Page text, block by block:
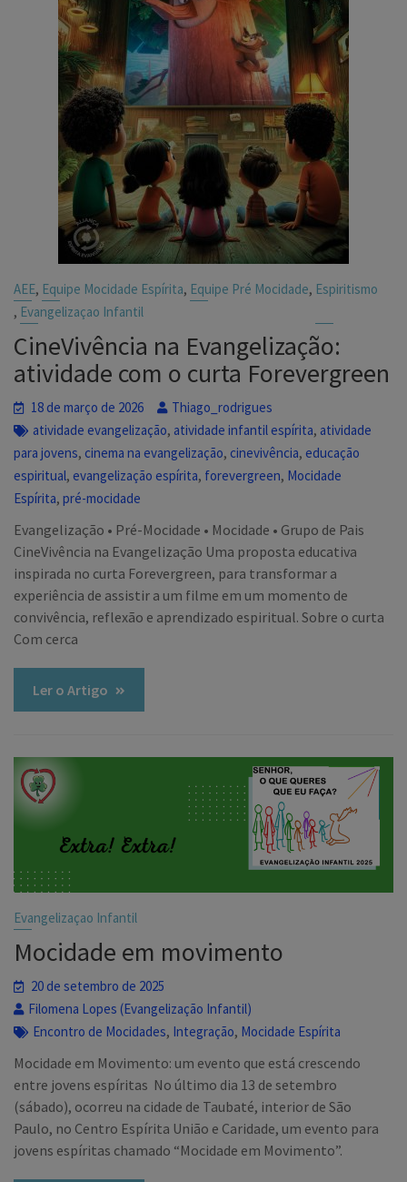
AEE, Equipe Mocidade Espírita, Equipe Pré Mocidade, Espiritismo
, Evangelizaçao Infantil
CineVivência na Evangelização:
atividade com o curta Forevergreen
18 de março de 2026
Thiago_rodrigues
atividade evangelização, atividade infantil espírita, atividade
para jovens, cinema na evangelização, cinevivência, educação
espiritual, evangelização espírita, forevergreen, Mocidade
Espírita,pré-mocidade
Evangelização • Pré-Mocidade • Mocidade • Grupo de Pais
CineVivência na Evangelização Uma proposta educativa
inspirada no curta Forevergreen, para transformar a
experiência de assistir a um filme em um momento de
convivência, reflexão e aprendizado espiritual. Sobre o curta
Com cerca
Ler o Artigo
Evangelizaçao Infantil
Mocidade em movimento
20 de setembro de 2025
Filomena Lopes (Evangelização Infantil)
Encontro de Mocidades, Integração, Mocidade Espírita
Mocidade em Movimento: um evento que está crescendo
entre jovens espíritas No último dia 13 de setembro
(sábado), ocorreu na cidade de Taubaté, interior de São
Paulo, no Centro Espírita União e Caridade, um evento para
jovens espíritas chamado “Mocidade em Movimento”.